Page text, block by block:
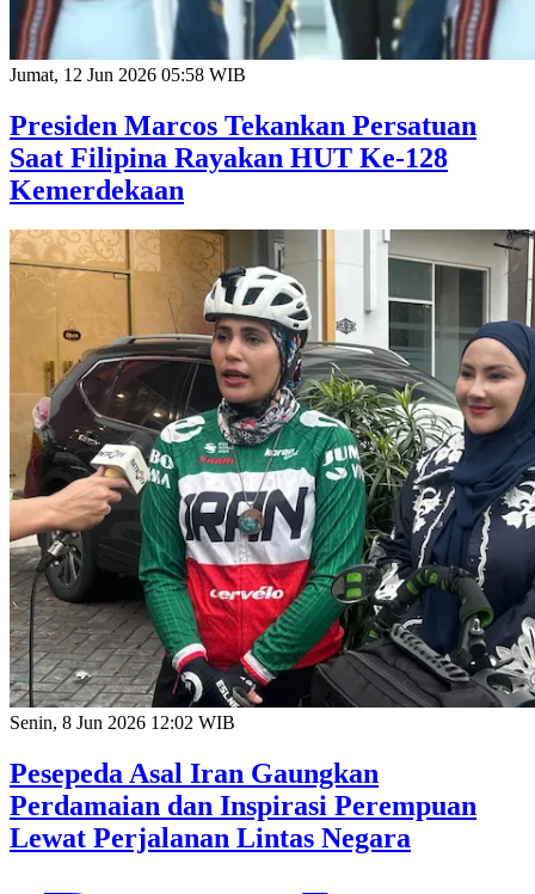
Jumat, 12 Jun 2026 05:58 WIB
Presiden Marcos Tekankan Persatuan
Saat Filipina Rayakan HUT Ke-128
Kemerdekaan
Senin, 8 Jun 2026 12:02 WIB
Pesepeda Asal Iran Gaungkan
Perdamaian dan Inspirasi Perempuan
Lewat Perjalanan Lintas Negara